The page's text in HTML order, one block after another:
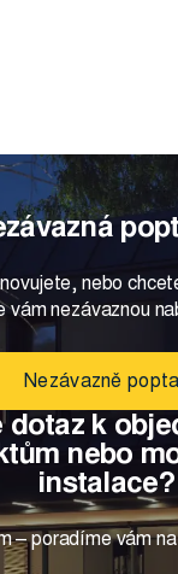
nebo
vám nezávaznou
Nezávazně
dotaz k
nebo
instalace?
– poradíme vám